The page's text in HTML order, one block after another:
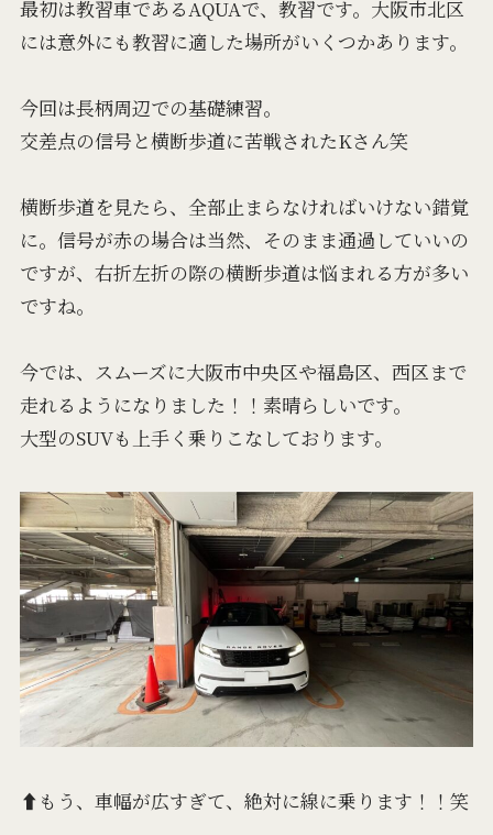
最初は教習車であるAQUAで、教習です。大阪市北区
には意外にも教習に適した場所がいくつかあります。
今回は長柄周辺での基礎練習。
交差点の信号と横断歩道に苦戦されたKさん笑
横断歩道を見たら、全部止まらなければいけない錯覚
に。信号が赤の場合は当然、そのまま通過していいの
ですが、右折左折の際の横断歩道は悩まれる方が多い
ですね。
今では、スムーズに大阪市中央区や福島区、西区まで
走れるようになりました！！素晴らしいです。
大型のSUVも上手く乗りこなしております。
⬆️もう、車幅が広すぎて、絶対に線に乗ります！！笑